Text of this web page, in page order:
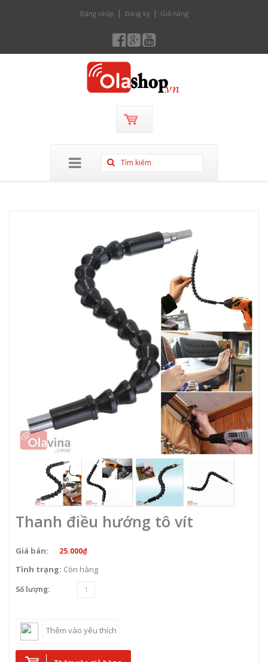
Đăng nhập Đăng ký Giỏ hàng
Thanh điều hướng tô vít
Giá bán: 25.000₫
Tình trạng: Còn hàng
Số lượng:
Thêm vào yêu thích